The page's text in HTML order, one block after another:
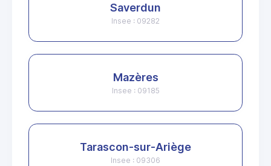
Saverdun
Insee : 09282
Mazères
Insee : 09185
Tarascon-sur-Ariège
Insee : 09306